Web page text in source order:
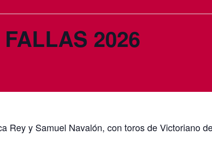
2026
Rey y Samuel Navalón, con toros de Victoriano